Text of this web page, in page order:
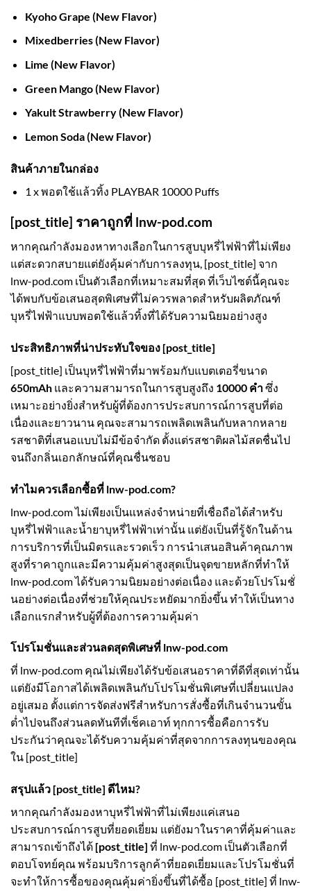
Kyoho Grape (New Flavor)
Mixedberries (New Flavor)
Lime (New Flavor)
Green Mango (New Flavor)
Yakult Strawberry (New Flavor)
Lemon Soda (New Flavor)
สินค้าภายในกล่อง
1 x พอตใช้แล้วทิ้ง PLAYBAR 10000 Puffs
[post_title] ราคาถูกที่ lnw-pod.com
หากคุณกำลังมองหาทางเลือกในการสูบบุหรี่ไฟฟ้าที่ไม่เพียง
แต่สะดวกสบายแต่ยังคุ้มค่ากับการลงทุน, [post_title] จาก
lnw-pod.com เป็นตัวเลือกที่เหมาะสมที่สุด ที่เว็บไซต์นี้คุณจะ
ได้พบกับข้อเสนอสุดพิเศษที่ไม่ควรพลาดสำหรับผลิตภัณฑ์
บุหรี่ไฟฟ้าแบบพอตใช้แล้วทิ้งที่ได้รับความนิยมอย่างสูง
ประสิทธิภาพที่น่าประทับใจของ [post_title]
[post_title] เป็นบุหรี่ไฟฟ้าที่มาพร้อมกับแบตเตอรี่ขนาด
650mAh และความสามารถในการสูบสูงถึง 10000 คำซึ่ง
เหมาะอย่างยิ่งสำหรับผู้ที่ต้องการประสบการณ์การสูบที่ต่อ
เนื่องและยาวนาน คุณจะสามารถเพลิดเพลินกับหลากหลาย
รสชาติที่เสนอแบบไม่มีข้อจำกัด ตั้งแต่รสชาติผลไม้สดชื่นไป
จนถึงกลิ่นเอกลักษณ์ที่คุณชื่นชอบ
ทำไมควรเลือกซื้อที่ lnw-pod.com?
lnw-pod.com ไม่เพียงเป็นแหล่งจำหน่ายที่เชื่อถือได้สำหรับ
บุหรี่ไฟฟ้าและน้ำยาบุหรี่ไฟฟ้าเท่านั้น แต่ยังเป็นที่รู้จักในด้าน
การบริการที่เป็นมิตรและรวดเร็ว การนำเสนอสินค้าคุณภาพ
สูงที่ราคาถูกและมีความคุ้มค่าสูงสุดเป็นจุดขายหลักที่ทำให้
lnw-pod.com ได้รับความนิยมอย่างต่อเนื่อง และด้วยโปรโมชั่
นอย่างต่อเนื่องที่ช่วยให้คุณประหยัดมากยิ่งขึ้น ทำให้เป็นทาง
เลือกแรกสำหรับผู้ที่ต้องการความคุ้มค่า
โปรโมชั่นและส่วนลดสุดพิเศษที่ lnw-pod.com
ที่ lnw-pod.com คุณไม่เพียงได้รับข้อเสนอราคาที่ดีที่สุดเท่านั้น
แต่ยังมีโอกาสได้เพลิดเพลินกับโปรโมชั่นพิเศษที่เปลี่ยนแปลง
อยู่เสมอ ตั้งแต่การจัดส่งฟรีสำหรับการสั่งซื้อที่เกินจำนวนขั้น
ต่ำไปจนถึงส่วนลดทันทีที่เช็คเอาท์ ทุกการซื้อคือการรับ
ประกันว่าคุณจะได้รับความคุ้มค่าที่สุดจากการลงทุนของคุณ
ใน [post_title]
สรุปแล้ว [post_title] ดีไหม?
หากคุณกำลังมองหาบุหรี่ไฟฟ้าที่ไม่เพียงแค่เสนอ
ประสบการณ์การสูบที่ยอดเยี่ยม แต่ยังมาในราคาที่คุ้มค่าและ
สามารถเข้าถึงได้ [post_title] ที่ lnw-pod.com เป็นตัวเลือกที่
ตอบโจทย์คุณ พร้อมบริการลูกค้าที่ยอดเยี่ยมและโปรโมชั่นที่
จะทำให้การซื้อของคุณคุ้มค่ายิ่งขึ้นที่ได้ซื้อ [post_title] ที่ lnw-